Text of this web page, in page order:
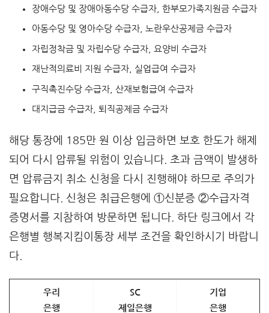
장애수당 및 장애아동수당 수급자, 한부모가족지원금 수급자
아동수당 및 영아수당 수급자, 노란우산공제금 수급자
자립정착금 및 자립수당 수급자, 요양비 수급자
재난적의료비 지원 수급자, 실업급여 수급자
구직촉진수당 수급자, 산재보험급여 수급자
대지급금 수급자, 퇴직공제금 수급자
해당 통장에 185만 원 이상 입금하면 보호 한도가 해제
되어 다시 압류될 위험이 있습니다. 초과 금액이 발생하
면 압류금지 취소 신청을 다시 진행해야 하므로 주의가
필요합니다. 신청은 취급은행에 ①신분증 ②수급자격
증명서를 지참하여 방문하면 됩니다. 하단 링크에서 각
은행별 행복지킴이통장 세부 조건을 확인하시기 바랍니
다.
우리
은행
SC
제일은행
기업
은행